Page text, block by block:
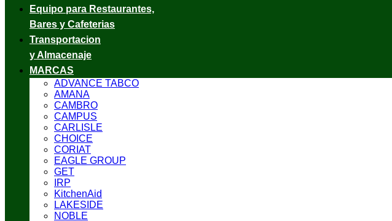
Equipo para Restaurantes,
Bares y Cafeterias
Transportacion
y Almacenaje
MARCAS
ADVANCE TABCO
AMANA
CAMBRO
CAMPUS
CARLISLE
CHOICE
CORIAT
EAGLE GROUP
GET
IRP
KitchenAid
LAKESIDE
NOBLE